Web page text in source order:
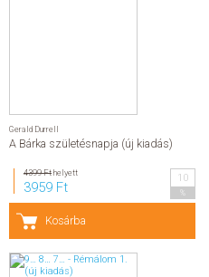
Gerald Durrell
A Bárka születésnapja (új kiadás)
4399 Fthelyett
3959 Ft
10
Kosárba